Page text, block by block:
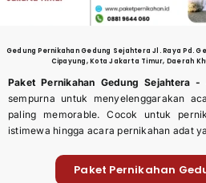
Gedung Pernikahan Gedung Sejahtera Jl. Raya Pd.
Cipayung, Kota Jakarta Timur, Daerah
Paket Pernikahan Gedung Sejahtera -
sempurna untuk menyelenggarakan
paling memorable. Cocok untuk
istimewa hingga acara pernikahan adat
Paket Pernikahan